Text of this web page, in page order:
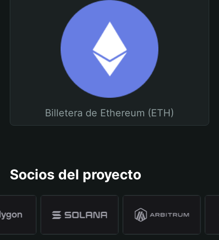
Billetera de Ethereum (ETH)
Socios del proyecto